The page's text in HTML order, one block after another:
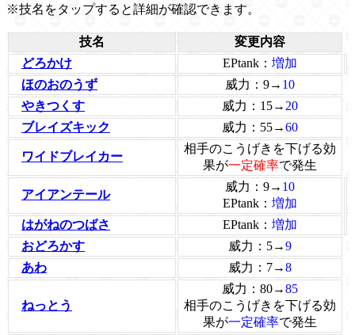
※技名をタップすると詳細が確認できます。
技名
変更内容
どろかけ
EPtank： 増加
ほのおのうず
威力：9→ 10
やきつくす
威力：15→ 20
ブレイズキック
威力：55→60
ワイドブレイカー
相手のこうげきを下げる効
果が一定確率で発生
アイアンテール
威力：9→ 10
EPtank： 増加
はがねのつばさ
EPtank： 増加
おどろかす
威力：5→9
あわ
威力：7→8
ねっとう
威力：80→85
相手のこうげきを下げる効
果が一定確率で発生